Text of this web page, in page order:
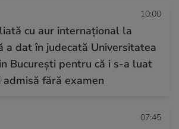
10:00
cu aur internațional la
a dat în judecată Universitatea
București pentru că i s-a luat
fără examen
07:45